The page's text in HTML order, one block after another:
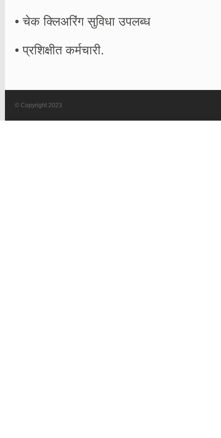
• चेक क्लिअरिंग सुविधा उपलब्ध
• प्रशिक्षीत कर्मचारी.
© Copyright 2023